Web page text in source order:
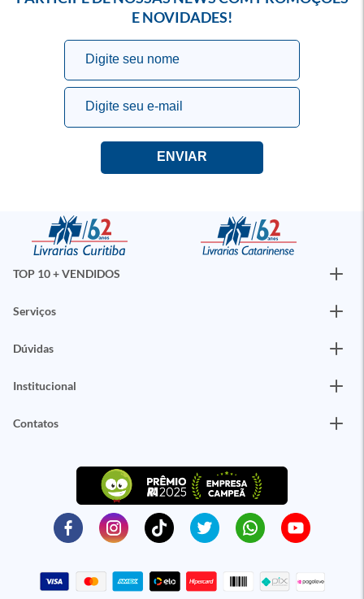
E NOVIDADES!
TOP 10 + VENDIDOS
Serviços
Dúvidas
Institucional
Contatos